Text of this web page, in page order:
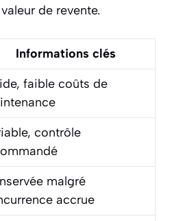
de revente.
Informations clés
faible coûts de
contrôle
malgré
accrue